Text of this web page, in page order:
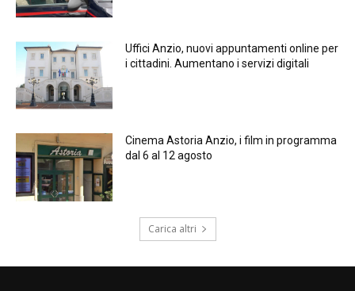
Uffici Anzio, nuovi appuntamenti online per
i cittadini. Aumentano i servizi digitali
Cinema Astoria Anzio, i film in programma
dal 6 al 12 agosto
Carica altri